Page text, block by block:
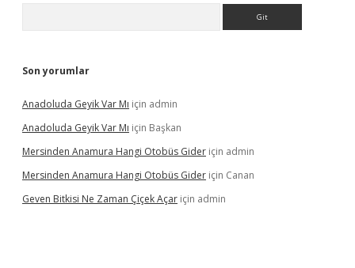
Son yorumlar
Anadoluda Geyik Var Mı için admin
Anadoluda Geyik Var Mı için Başkan
Mersinden Anamura Hangi Otobüs Gider için admin
Mersinden Anamura Hangi Otobüs Gider için Canan
Geven Bitkisi Ne Zaman Çiçek Açar için admin